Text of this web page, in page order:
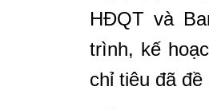
HĐQT và
trình, kế
chỉ tiêu đã đề